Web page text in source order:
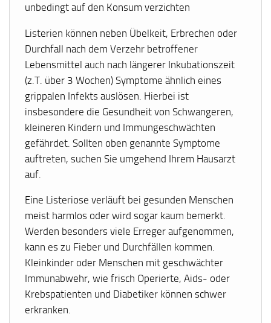
unbedingt auf den Konsum verzichten
Listerien können neben Übelkeit, Erbrechen oder
Durchfall nach dem Verzehr betroffener
Lebensmittel auch nach längerer Inkubationszeit
(z.T. über 3 Wochen) Symptome ähnlich eines
grippalen Infekts auslösen. Hierbei ist
insbesondere die Gesundheit von Schwangeren,
kleineren Kindern und Immungeschwächten
gefährdet. Sollten oben genannte Symptome
auftreten, suchen Sie umgehend Ihrem Hausarzt
auf.
Eine Listeriose verläuft bei gesunden Menschen
meist harmlos oder wird sogar kaum bemerkt.
Werden besonders viele Erreger aufgenommen,
kann es zu Fieber und Durchfällen kommen.
Kleinkinder oder Menschen mit geschwächter
Immunabwehr, wie frisch Operierte, Aids- oder
Krebspatienten und Diabetiker können schwer
erkranken.